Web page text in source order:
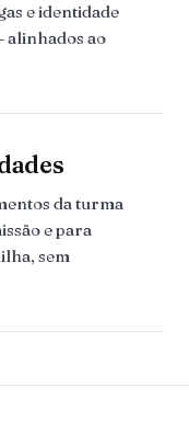
e identidade
alinhados ao
da turma
e para
sem